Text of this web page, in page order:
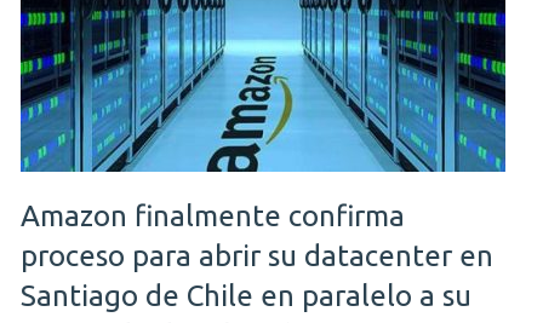
Amazon finalmente confirma
proceso para abrir su datacenter en
Santiago de Chile en paralelo a su